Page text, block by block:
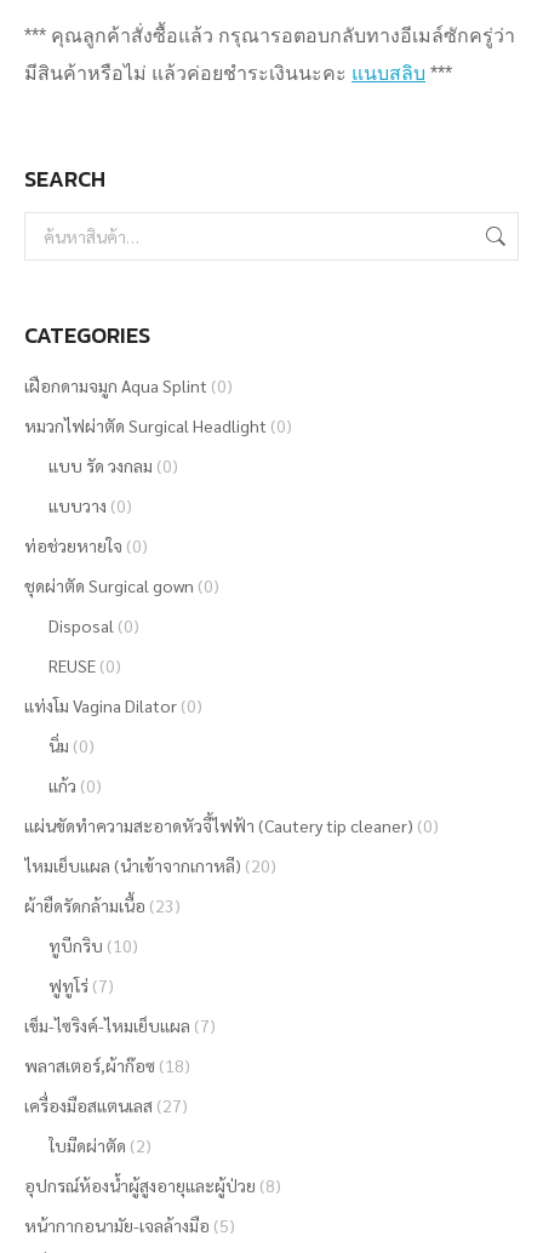
The
on
the
750
บาท
*** คุณลูกค้าสั่งซื้อแล้ว กรุณารอตอบกลับทางอีเมล์ซักครู่ว่า
มีสินค้าหรือไม่ แล้วค่อยชำระเงินนะคะ แนบสลิบ ***
SEARCH
CATEGORIES
เฝือกดามจมูก Aqua Splint (0)
หมวกไฟผ่าตัด Surgical Headlight (0)
แบบ รัด วงกลม (0)
แบบวาง (0)
ท่อช่วยหายใจ (0)
ชุดผ่าตัด Surgical gown (0)
Disposal (0)
REUSE (0)
แท่งโม Vagina Dilator (0)
นิ่ม (0)
แก้ว (0)
แผ่นขัดทำความสะอาดหัวจี้ไฟฟ้า (Cautery tip cleaner) (0)
ไหมเย็บแผล (นำเข้าจากเกาหลี) (20)
ผ้ายืดรัดกล้ามเนื้อ (23)
ทูบีกริบ (10)
ฟูทูโร่ (7)
เข็ม-ไซริงค์-ไหมเย็บแผล (7)
พลาสเตอร์,ผ้าก๊อซ (18)
เครื่องมือสแตนเลส (27)
ใบมีดผ่าตัด (2)
อุปกรณ์ห้องน้ำผู้สูงอายุและผู้ป่วย (8)
หน้ากากอนามัย-เจลล้างมือ (5)